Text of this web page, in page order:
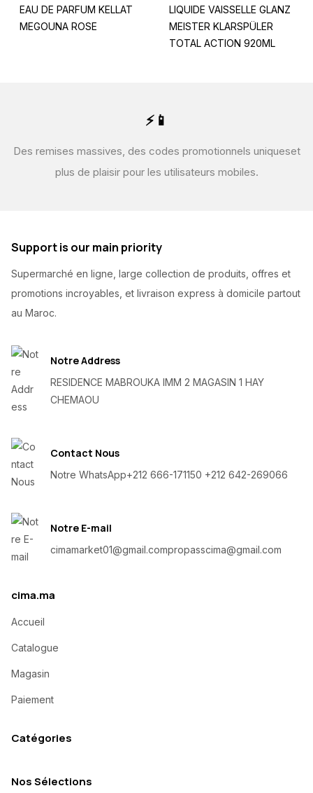
EAU DE PARFUM KELLAT
MEGOUNA ROSE
LIQUIDE VAISSELLE GLANZ
MEISTER KLARSPÜLER
TOTAL ACTION 920ML
⚡📱
Des remises massives, des codes promotionnels uniqueset
plus de plaisir pour les utilisateurs mobiles.
Support is our main priority
Supermarché en ligne, large collection de produits, offres et
promotions incroyables, et livraison express à domicile partout
au Maroc.
Notre Address
RESIDENCE MABROUKA IMM 2 MAGASIN 1 HAY
CHEMAOU
Contact Nous
Notre WhatsApp+212 666-171150 +212 642-269066
Notre E-mail
cimamarket01@gmail.compropasscima@gmail.com
cima.ma
Accueil
Catalogue
Magasin
Paiement
Catégories
Nos Sélections